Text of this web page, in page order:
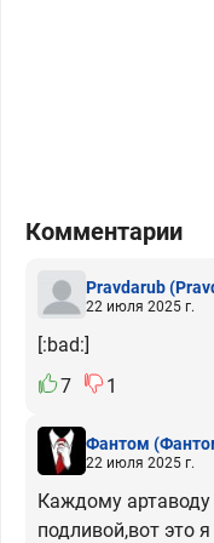
Комментарии
Pravdarub
22 июля 2025 г.
[:bad:]
7
1
Фантом
22 июля 2025 г.
Каждому артаводу
подливой,вот это